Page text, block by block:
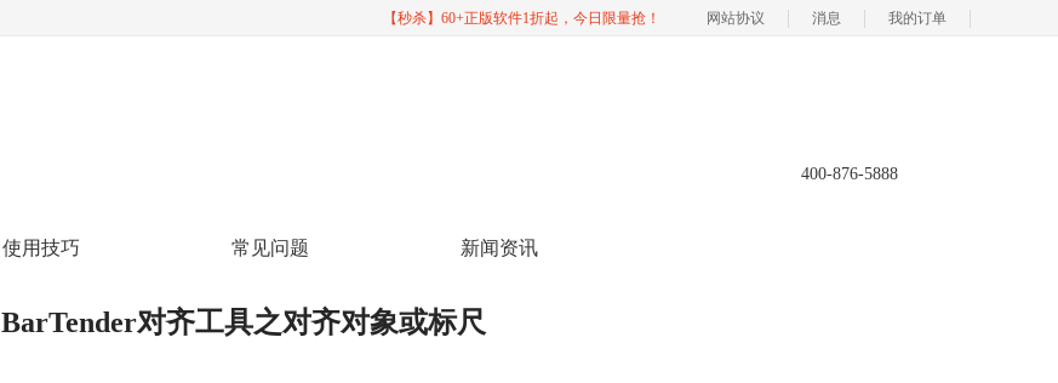
【秒杀】60+正版软件1折起，今日限量抢！ 网站协议 消息 我的订单
400-876-5888
使用技巧 常见问题 新闻资讯
BarTender对齐工具之对齐对象或标尺